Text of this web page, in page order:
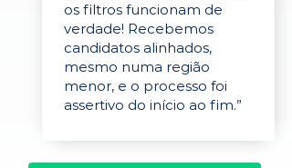
os filtros funcionam de
verdade! Recebemos
candidatos alinhados,
mesmo numa região
menor, e o processo foi
assertivo do início ao fim.”